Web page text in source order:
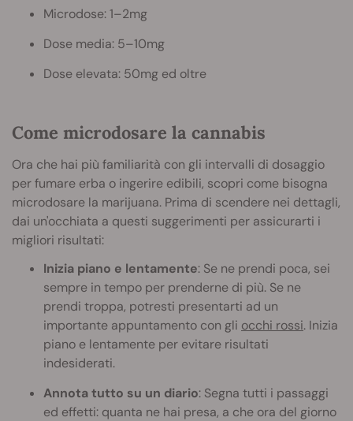
Microdose: 1–2mg
Dose media: 5–10mg
Dose elevata: 50mg ed oltre
Come microdosare la cannabis
Ora che hai più familiarità con gli intervalli di dosaggio
per fumare erba o ingerire edibili, scopri come bisogna
microdosare la marijuana. Prima di scendere nei dettagli,
dai un'occhiata a questi suggerimenti per assicurarti i
migliori risultati:
Inizia piano e lentamente: Se ne prendi poca, sei
sempre in tempo per prenderne di più. Se ne
prendi troppa, potresti presentarti ad un
importante appuntamento con gli occhi rossi. Inizia
piano e lentamente per evitare risultati
indesiderati.
Annota tutto su un diario: Segna tutti i passaggi
ed effetti: quanta ne hai presa, a che ora del giorno